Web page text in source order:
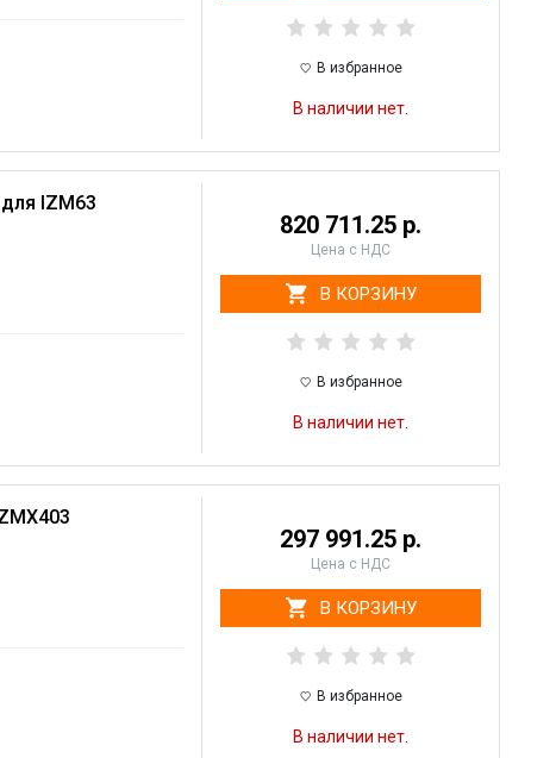
В избранное
В наличии нет.
IZM63
820 711.25 р.
Цена с НДС
В КОРЗИНУ
В избранное
В наличии нет.
297 991.25 р.
Цена с НДС
В КОРЗИНУ
В избранное
В наличии нет.